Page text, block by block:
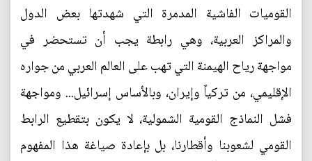
القوميات الفاشية المدمرة التي شهدتها بعض الدول
والمراكز العربية، وهي رابطة يجب أن تستحضر في
مواجهة رياح الهيمنة التي تهب على العالم العربي من جواره
الإقليمي، من تركياً وإيران، وبالأساس إسرائيل... ومواجهة
فشل النماذج القومية الشمولية، لا يكون بتقطيع الرابط
القومي لشعوبنا وأقطارنا، بل بإعادة صياغة هذا المفهوم